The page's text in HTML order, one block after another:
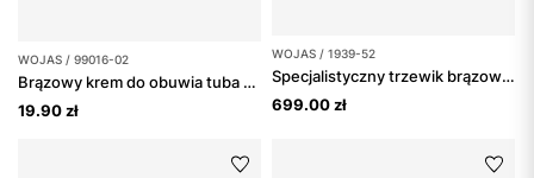
WOJAS / 99016-02
Brązowy krem do obuwia tuba 75 ml
19.90 zł
WOJAS / 1939-52
Specjalistyczny trzewik brązowy nad kostkę typu 939
699.00 zł